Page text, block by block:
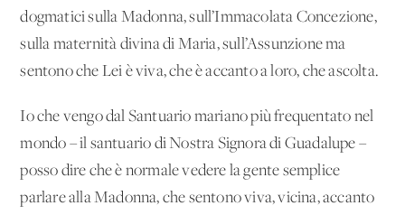
dogmatici sulla Madonna, sull’Immacolata Concezione,
sulla maternità divina di Maria, sull’Assunzione ma
sentono che Lei è viva, che è accanto a loro, che ascolta.
Io che vengo dal Santuario mariano più frequentato nel
mondo – il santuario di Nostra Signora di Guadalupe –
posso dire che è normale vedere la gente semplice
parlare alla Madonna, che sentono viva, vicina, accanto